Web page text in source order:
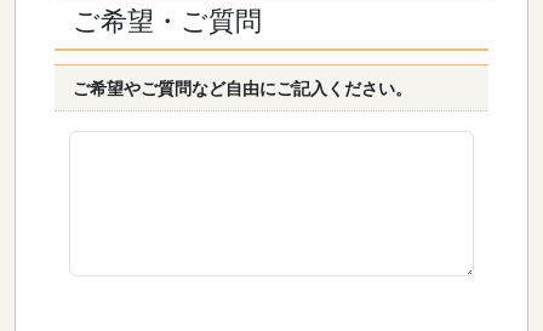
ご希望・ご質問
ご希望やご質問など自由にご記入ください。